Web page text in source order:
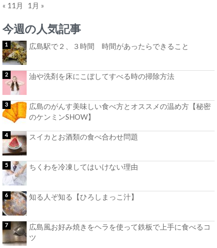
« 11月
1月 »
今週の人気記事
広島駅で２、３時間 時間があったらできること
油や洗剤を床にこぼしてすべる時の掃除方法
広島のがんす美味しい食べ方とオススメの温め方【秘密
のケンミンSHOW】
スイカとお酒類の食べ合わせ問題
ちくわを冷凍してはいけない理由
知る人ぞ知る【ひろしまっこ汁】
広島風お好み焼きをヘラを使って鉄板で上手に食べるコ
ツ